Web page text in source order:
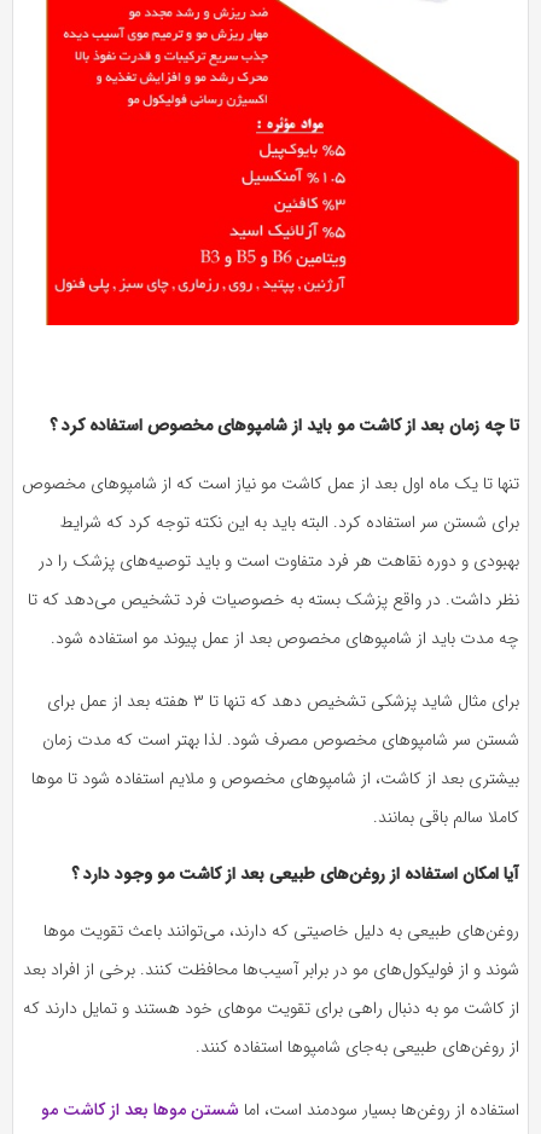
تا چه زمان بعد از کاشت مو باید از شامپوهای مخصوص استفاده کرد ؟
تنها تا یک ماه اول بعد از عمل کاشت مو نیاز است که از شامپوهای مخصوص
برای شستن سر استفاده کرد. البته باید به این نکته توجه کرد که شرایط
بهبودی و دوره نقاهت هر فرد متفاوت است و باید توصیه‌های پزشک را در
نظر داشت. در واقع پزشک بسته به خصوصیات فرد تشخیص می‌دهد که تا
چه مدت باید از شامپوهای مخصوص بعد از عمل پیوند مو استفاده شود.
برای مثال شاید پزشکی تشخیص دهد که تنها تا ۳ هفته بعد از عمل برای
شستن سر شامپوهای مخصوص مصرف شود. لذا بهتر است که مدت‌ زمان
بیشتری بعد از کاشت، از شامپوهای مخصوص و ملایم استفاده شود تا موها
کاملا سالم باقی بمانند.
آیا امکان استفاده از روغن‌های طبیعی بعد از کاشت مو وجود دارد ؟
روغن‌های طبیعی به دلیل خاصیتی که دارند، می‌توانند باعث تقویت موها
شوند و از فولیکول‌های مو در برابر آسیب‌ها محافظت کنند. برخی از افراد بعد
از کاشت مو به دنبال راهی برای تقویت موهای خود هستند و تمایل دارند که
از روغن‌های طبیعی به‌جای شامپوها استفاده کنند.
استفاده از روغن‌ها بسیار سودمند است، اما شستن موها بعد از کاشت مو